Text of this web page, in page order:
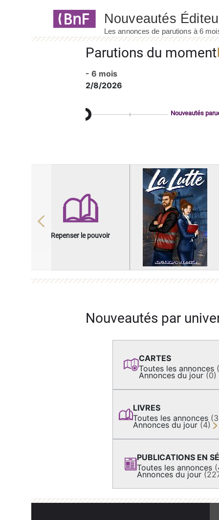
Parutions du moment
- 6 mois
2/8/2026
Nouveautés
Repenser le pouvoir
Previous
Nouveautés par
CARTES
Toutes les annonces
Annonces du jour (0)
LIVRES
Toutes les annonces
Annonces du jour (4)
PUBLICATIONS EN
Toutes les annonces
Annonces du jour